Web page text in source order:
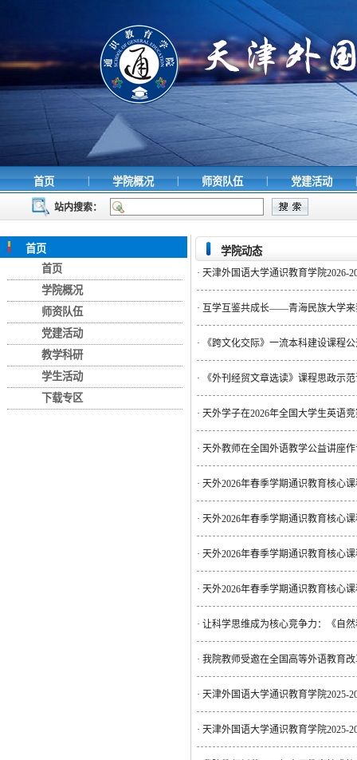
首页 | 学院概况 | 师资队伍 | 党建活动 |
站内搜索：
首页
首页
学院概况
师资队伍
党建活动
教学科研
学生活动
下载专区
学院动态
· 天津外国语大学通识教育学院2026-
· 互学互鉴共成长——青海民族大学来
· 《跨文化交际》一流本科建设课程
· 《外刊经贸文章选读》课程思政示
· 天外学子在2026年全国大学生英语
· 天外教师在全国外语教学公益讲座
· 天外2026年春季学期通识教育核心
· 天外2026年春季学期通识教育核心
· 天外2026年春季学期通识教育核心
· 天外2026年春季学期通识教育核心
· 让科学思维成为核心竞争力：《自
· 我院教师受邀在全国高等外语教育
· 天津外国语大学通识教育学院2025-
· 天津外国语大学通识教育学院2025-